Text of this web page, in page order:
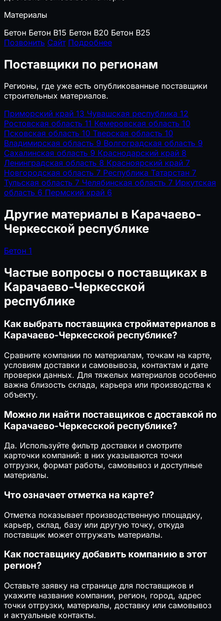
Материалы
Бетон Бетон B15 Бетон B20 Бетон B25
Позвонить Сайт Подробнее
Поставщики по регионам
Регионы, где уже есть опубликованные поставщики
строительных материалов.
Приморский край 13 Чувашская республика 12
Ростовская область 11 Кемеровская область 10
Псковская область 10 Тверская область 10
Владимирская область 9 Волгоградская область 9
Сахалинская область 9 Краснодарский край 8
Ленинградская область 8 Красноярский край 7
Новгородская область 7 Республика Татарстан 7
Тульская область 7 Челябинская область 7 Иркутская
область 6 Пермский край 6
Другие материалы в Карачаево-
Черкесской республике
Бетон 1
Частые вопросы о поставщиках в
Карачаево-Черкесской
республике
Как выбрать поставщика стройматериалов в
Карачаево-Черкесской республике?
Сравните компании по материалам, точкам на карте,
условиям доставки и самовывоза, контактам и дате
проверки данных. Для тяжелых материалов особенно
важна близость склада, карьера или производства к
объекту.
Можно ли найти поставщиков с доставкой по
Карачаево-Черкесской республике?
Да. Используйте фильтр доставки и смотрите
карточки компаний: в них указываются точки
отгрузки, формат работы, самовывоз и доступные
материалы.
Что означает отметка на карте?
Отметка показывает производственную площадку,
карьер, склад, базу или другую точку, откуда
поставщик может отгружать материалы.
Как поставщику добавить компанию в этот
регион?
Оставьте заявку на странице для поставщиков и
укажите название компании, регион, город, адрес
точки отгрузки, материалы, доставку или самовывоз
и актуальные контакты.